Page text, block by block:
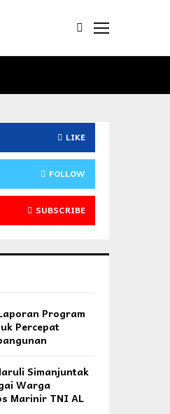
LIKE
FOLLOW
SUBSCRIBE
Program
Percepat
Simanjuntak
Warga
Marinir TNI AL